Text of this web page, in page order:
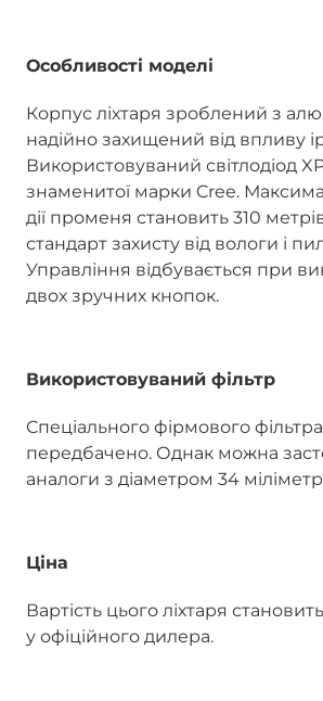
Особливості моделі
Корпус ліхтаря зроблений з
надійно захищений від впливу
Використовуваний світлодіод
знаменитої марки Cree.
дії променя становить 310
стандарт захисту від вологи і
Управління відбувається при
двох зручних кнопок.
Використовуваний фільтр
Спеціального фірмового
передбачено. Однак можна
аналоги з діаметром 34
Ціна
Вартість цього ліхтаря
у офіційного дилера.